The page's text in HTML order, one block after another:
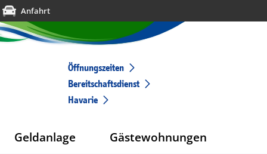
Anfahrt
Öffnungszeiten
Bereitschaftsdienst
Havarie
Geldanlage Gästewohnungen